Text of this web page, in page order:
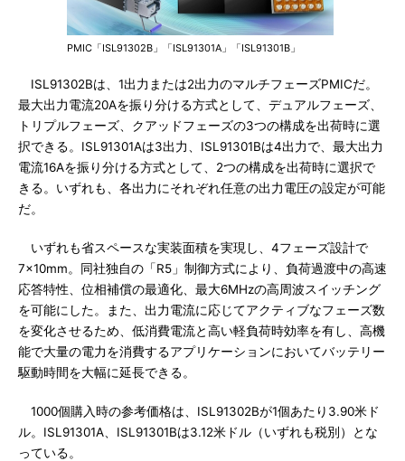
PMIC「ISL91302B」「ISL91301A」「ISL91301B」
ISL91302Bは、1出力または2出力のマルチフェーズPMICだ。
最大出力電流20Aを振り分ける方式として、デュアルフェーズ、
トリプルフェーズ、クアッドフェーズの3つの構成を出荷時に選
択できる。ISL91301Aは3出力、ISL91301Bは4出力で、最大出力
電流16Aを振り分ける方式として、2つの構成を出荷時に選択で
きる。いずれも、各出力にそれぞれ任意の出力電圧の設定が可能
だ。
いずれも省スペースな実装面積を実現し、4フェーズ設計で
7×10mm。同社独自の「R5」制御方式により、負荷過渡中の高速
応答特性、位相補償の最適化、最大6MHzの高周波スイッチング
を可能にした。また、出力電流に応じてアクティブなフェーズ数
を変化させるため、低消費電流と高い軽負荷時効率を有し、高機
能で大量の電力を消費するアプリケーションにおいてバッテリー
駆動時間を大幅に延長できる。
1000個購入時の参考価格は、ISL91302Bが1個あたり3.90米ド
ル。ISL91301A、ISL91301Bは3.12米ドル（いずれも税別）とな
っている。